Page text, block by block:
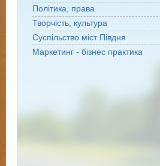
Політика, права
Творчість, культура
Суспільство міст Півдня
Маркетинг - бізнес практика